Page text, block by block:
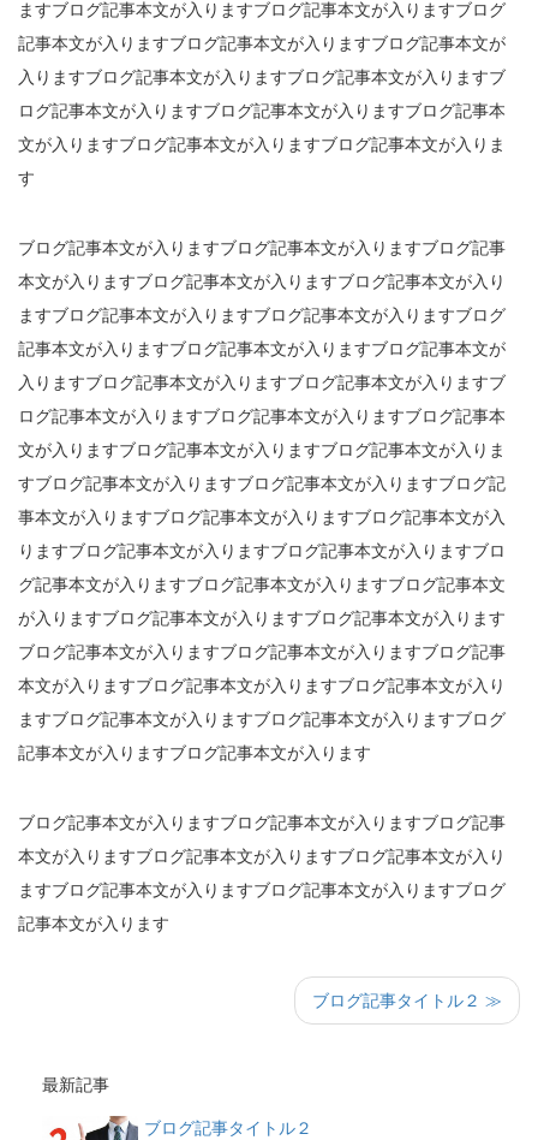
ますブログ記事本文が入りますブログ記事本文が入りますブログ
記事本文が入りますブログ記事本文が入りますブログ記事本文が
入りますブログ記事本文が入りますブログ記事本文が入りますブ
ログ記事本文が入りますブログ記事本文が入りますブログ記事本
文が入りますブログ記事本文が入りますブログ記事本文が入りま
す
ブログ記事本文が入りますブログ記事本文が入りますブログ記事
本文が入りますブログ記事本文が入りますブログ記事本文が入り
ますブログ記事本文が入りますブログ記事本文が入りますブログ
記事本文が入りますブログ記事本文が入りますブログ記事本文が
入りますブログ記事本文が入りますブログ記事本文が入りますブ
ログ記事本文が入りますブログ記事本文が入りますブログ記事本
文が入りますブログ記事本文が入りますブログ記事本文が入りま
すブログ記事本文が入りますブログ記事本文が入りますブログ記
事本文が入りますブログ記事本文が入りますブログ記事本文が入
りますブログ記事本文が入りますブログ記事本文が入りますブロ
グ記事本文が入りますブログ記事本文が入りますブログ記事本文
が入りますブログ記事本文が入りますブログ記事本文が入ります
ブログ記事本文が入りますブログ記事本文が入りますブログ記事
本文が入りますブログ記事本文が入りますブログ記事本文が入り
ますブログ記事本文が入りますブログ記事本文が入りますブログ
記事本文が入りますブログ記事本文が入ります
ブログ記事本文が入りますブログ記事本文が入りますブログ記事
本文が入りますブログ記事本文が入りますブログ記事本文が入り
ますブログ記事本文が入りますブログ記事本文が入りますブログ
記事本文が入ります
ブログ記事タイトル２ ≫
最新記事
ブログ記事タイトル２